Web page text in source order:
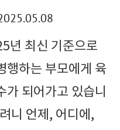
년 최신 기준으로
행하는 부모에게 육
가 되어가고 있습니
니 언제, 어디에,